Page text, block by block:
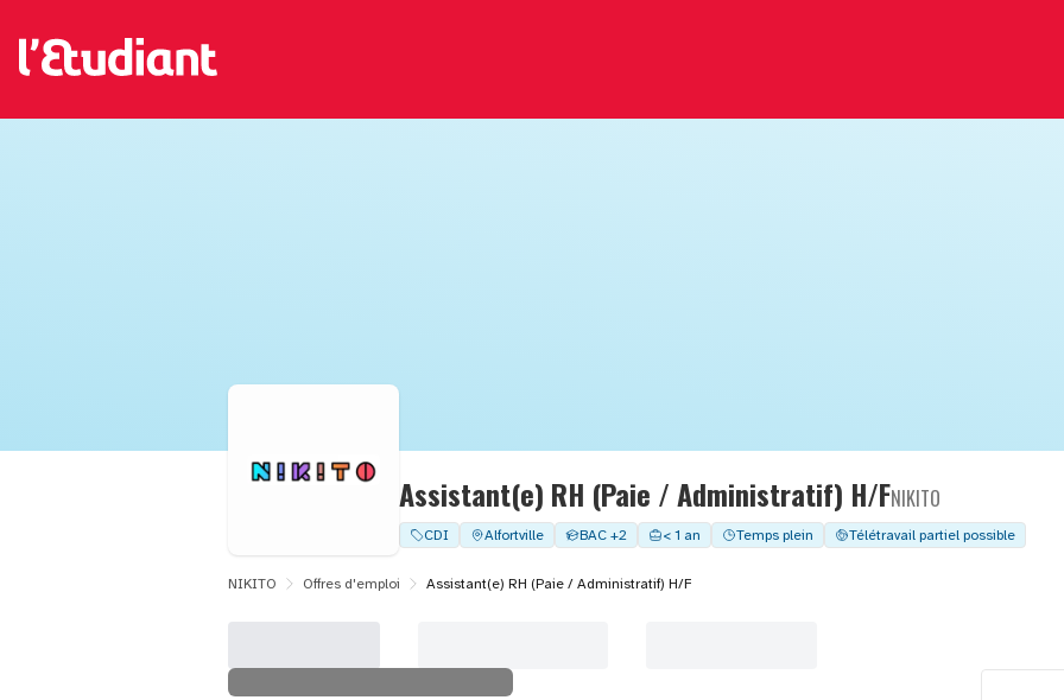
Assistant(e) RH (Paie / Administratif) H/FNIKITO
CDI Alfortville BAC +2 < 1 an Temps plein Télétravail partiel possible
NIKITO Offres d'emploi Assistant(e) RH (Paie / Administratif) H/F